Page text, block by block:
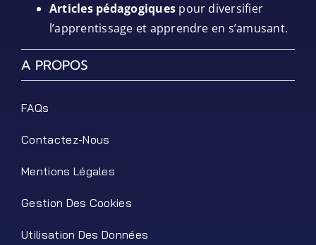
Articles pédagogiques pour diversifier
l’apprentissage et apprendre en s’amusant.
A PROPOS
FAQs
Contactez-Nous
Mentions Légales
Gestion Des Cookies
Utilisation Des Données